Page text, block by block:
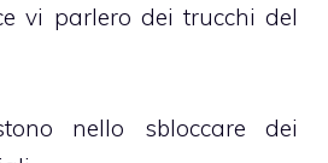
vi parlero dei trucchi del
nello sbloccare dei